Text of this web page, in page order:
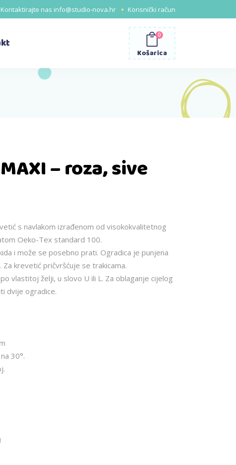
Kontaktirajte nas info@studio-nova.hr Korisnički račun
Košarica
0
– roza, sive
s navlakom izrađenom od visokokvalitetnog
Oeko-Tex standard 100.
i može se posebno prati. Ogradica je punjena
Za krevetić pričvršćuje se trakicama.
vlastitoj želji, u slovo U ili L. Za oblaganje cijelog
dvije ogradice.
30°.